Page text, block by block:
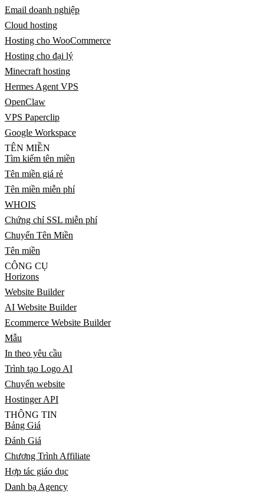
Email doanh nghiệp
Cloud hosting
Hosting cho WooCommerce
Hosting cho đại lý
Minecraft hosting
Hermes Agent VPS
OpenClaw
VPS Paperclip
Google Workspace
TÊN MIỀN
Tìm kiếm tên miền
Tên miền giá rẻ
Tên miền miễn phí
WHOIS
Chứng chỉ SSL miễn phí
Chuyển Tên Miền
Tên miền
CÔNG CỤ
Horizons
Website Builder
AI Website Builder
Ecommerce Website Builder
Mẫu
In theo yêu cầu
Trình tạo Logo AI
Chuyển website
Hostinger API
THÔNG TIN
Bảng Giá
Đánh Giá
Chương Trình Affiliate
Hợp tác giáo dục
Danh bạ Agency